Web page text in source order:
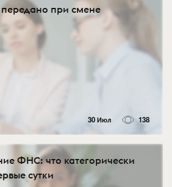
при смене
30 Июл 138
ФНС: что категорически
сутки